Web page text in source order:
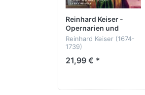
Reinhard Keiser -
Opernarien und
Instrumentalwerke
Reinhard Keiser (1674-
1739)
Opernszenen und
21,99 € *